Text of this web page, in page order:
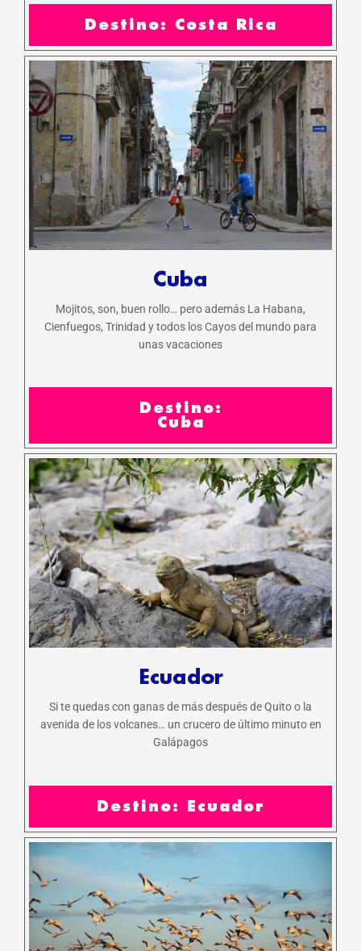
Destino: Costa Rica
Cuba
Mojitos, son, buen rollo… pero además La Habana,
Cienfuegos, Trinidad y todos los Cayos del mundo para
unas vacaciones
Destino:
Cuba
Ecuador
Si te quedas con ganas de más después de Quito o la
avenida de los volcanes… un crucero de último minuto en
Galápagos
Destino: Ecuador